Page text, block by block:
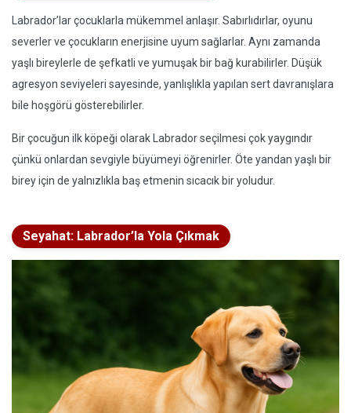
Labrador’lar çocuklarla mükemmel anlaşır. Sabırlıdırlar, oyunu
severler ve çocukların enerjisine uyum sağlarlar. Aynı zamanda
yaşlı bireylerle de şefkatli ve yumuşak bir bağ kurabilirler. Düşük
agresyon seviyeleri sayesinde, yanlışlıkla yapılan sert davranışlara
bile hoşgörü gösterebilirler.
Bir çocuğun ilk köpeği olarak Labrador seçilmesi çok yaygındır
çünkü onlardan sevgiyle büyümeyi öğrenirler. Öte yandan yaşlı bir
birey için de yalnızlıkla baş etmenin sıcacık bir yoludur.
Seyahat: Labrador’la Yola Çıkmak